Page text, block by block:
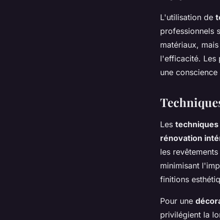
L'utilisation de
professionnels
matériaux,
l'efficacité. Les
une
Les
rénovation
les
minimisant
finitions
Pour une
privilégient la